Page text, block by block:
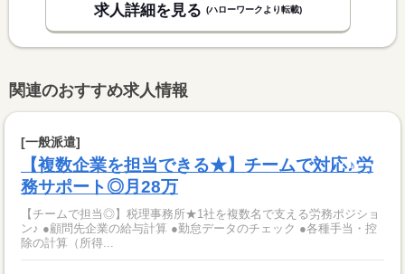
求人詳細を見る (ハローワークより転載)
関連のおすすめ求人情報
[一般派遣]
【複数企業を担当できる★】チームで対応♪労
務サポート◎月28万
【チームで担当◎】税理事務所★1社を複数名で支える労務ポジショ
ン♪ ●顧問先企業の給与計算 ●勤怠データのチェック ●各種手当・控
除の計算（所得...